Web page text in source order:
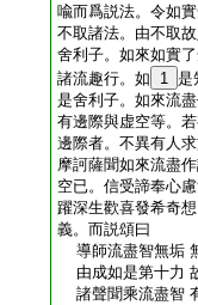
喩而爲説法。令如
不取諸法。由不取
舍利子。如來如實
諸流趣行。如
1 是
是舍利子。如來流
有邊際與虚空等。
邊際者。不異有人
摩訶薩聞如來流盡
空已。信受諦奉心
躍深生歡喜發希奇
義。而説頌曰
導師流盡智無垢
由成如是第十力
諸聲聞乘流盡智